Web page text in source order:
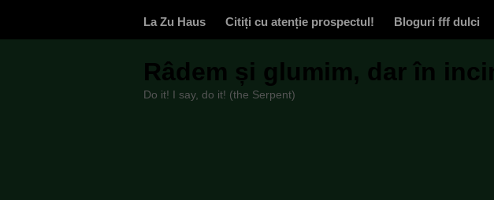
La Zu Haus Citiți cu atenție prospectul! Bloguri fff dulci
Râdem și glumim, dar în
Do it! I say, do it! (the Serpent)